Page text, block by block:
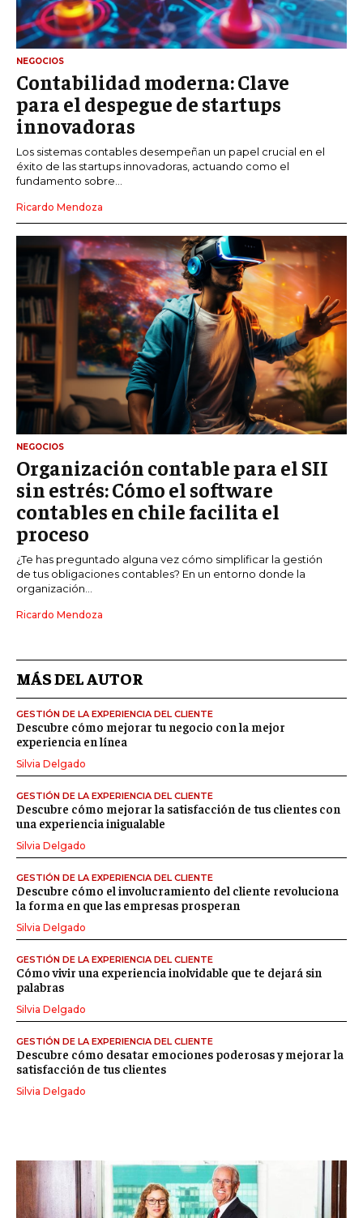
NEGOCIOS
Contabilidad moderna: Clave
para el despegue de startups
innovadoras
Los sistemas contables desempeñan un papel crucial en el
éxito de las startups innovadoras, actuando como el
fundamento sobre...
Ricardo Mendoza
NEGOCIOS
Organización contable para el SII
sin estrés: Cómo el software
contables en chile facilita el
proceso
¿Te has preguntado alguna vez cómo simplificar la gestión
de tus obligaciones contables? En un entorno donde la
organización...
Ricardo Mendoza
MÁS DEL AUTOR
GESTIÓN DE LA EXPERIENCIA DEL CLIENTE
Descubre cómo mejorar tu negocio con la mejor
experiencia en línea
Silvia Delgado
GESTIÓN DE LA EXPERIENCIA DEL CLIENTE
Descubre cómo mejorar la satisfacción de tus clientes con
una experiencia inigualable
Silvia Delgado
GESTIÓN DE LA EXPERIENCIA DEL CLIENTE
Descubre cómo el involucramiento del cliente revoluciona
la forma en que las empresas prosperan
Silvia Delgado
GESTIÓN DE LA EXPERIENCIA DEL CLIENTE
Cómo vivir una experiencia inolvidable que te dejará sin
palabras
Silvia Delgado
GESTIÓN DE LA EXPERIENCIA DEL CLIENTE
Descubre cómo desatar emociones poderosas y mejorar la
satisfacción de tus clientes
Silvia Delgado